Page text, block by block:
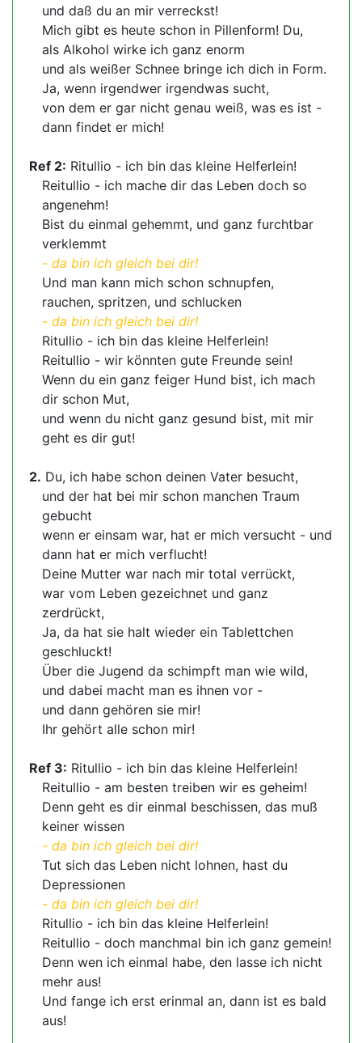
und daß du an mir verreckst!
Mich gibt es heute schon in Pillenform! Du,
als Alkohol wirke ich ganz enorm
und als weißer Schnee bringe ich dich in Form.
Ja, wenn irgendwer irgendwas sucht,
von dem er gar nicht genau weiß, was es ist -
dann findet er mich!
Ref 2: Ritullio - ich bin das kleine Helferlein!
Reitullio - ich mache dir das Leben doch so
angenehm!
Bist du einmal gehemmt, und ganz furchtbar
verklemmt
- da bin ich gleich bei dir!
Und man kann mich schon schnupfen,
rauchen, spritzen, und schlucken
- da bin ich gleich bei dir!
Ritullio - ich bin das kleine Helferlein!
Reitullio - wir könnten gute Freunde sein!
Wenn du ein ganz feiger Hund bist, ich mach
dir schon Mut,
und wenn du nicht ganz gesund bist, mit mir
geht es dir gut!
2. Du, ich habe schon deinen Vater besucht,
und der hat bei mir schon manchen Traum
gebucht
wenn er einsam war, hat er mich versucht - und
dann hat er mich verflucht!
Deine Mutter war nach mir total verrückt,
war vom Leben gezeichnet und ganz
zerdrückt,
Ja, da hat sie halt wieder ein Tablettchen
geschluckt!
Über die Jugend da schimpft man wie wild,
und dabei macht man es ihnen vor -
und dann gehören sie mir!
Ihr gehört alle schon mir!
Ref 3: Ritullio - ich bin das kleine Helferlein!
Reitullio - am besten treiben wir es geheim!
Denn geht es dir einmal beschissen, das muß
keiner wissen
- da bin ich gleich bei dir!
Tut sich das Leben nicht lohnen, hast du
Depressionen
- da bin ich gleich bei dir!
Ritullio - ich bin das kleine Helferlein!
Reitullio - doch manchmal bin ich ganz gemein!
Denn wen ich einmal habe, den lasse ich nicht
mehr aus!
Und fange ich erst erinmal an, dann ist es bald
aus!